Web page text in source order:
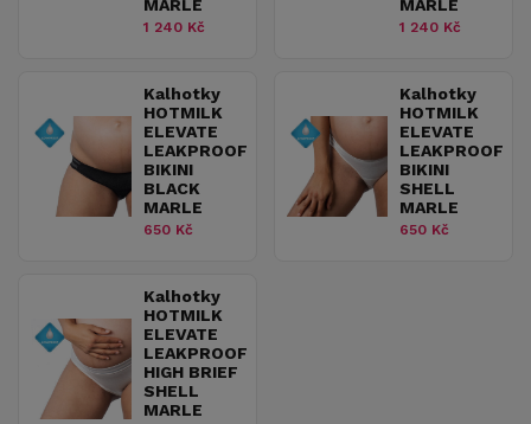
MARLE
1 240 Kč
MARLE
1 240 Kč
Kalhotky
HOTMILK
ELEVATE
LEAKPROOF
BIKINI
BLACK
MARLE
650 Kč
Kalhotky
HOTMILK
ELEVATE
LEAKPROOF
BIKINI
SHELL
MARLE
650 Kč
Kalhotky
HOTMILK
ELEVATE
LEAKPROOF
HIGH BRIEF
SHELL
MARLE